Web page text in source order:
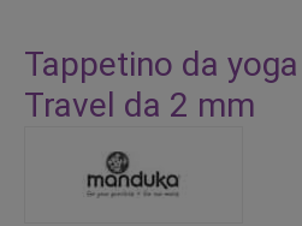
all'inizio
della
galleria
immagini
Tappetino da
Travel da 2 mm